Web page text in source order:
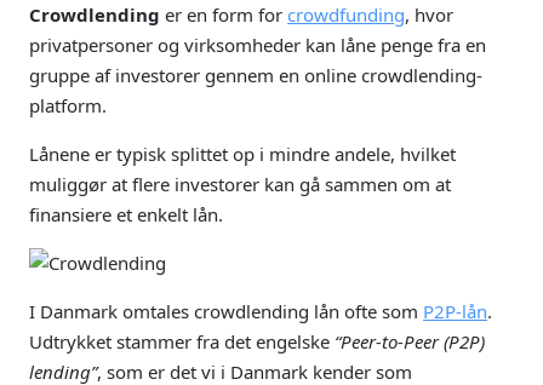
Crowdlending er en form for crowdfunding, hvor
privatpersoner og virksomheder kan låne penge fra en
gruppe af investorer gennem en online crowdlending-
platform.
Lånene er typisk splittet op i mindre andele, hvilket
muliggør at flere investorer kan gå sammen om at
finansiere et enkelt lån.
I Danmark omtales crowdlending lån ofte som P2P-lån.
Udtrykket stammer fra det engelske “Peer-to-Peer (P2P)
lending”, som er det vi i Danmark kender som